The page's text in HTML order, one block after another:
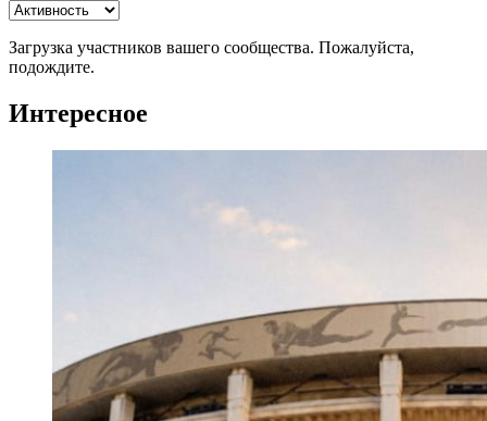
Загрузка участников вашего сообщества. Пожалуйста,
подождите.
Интересное